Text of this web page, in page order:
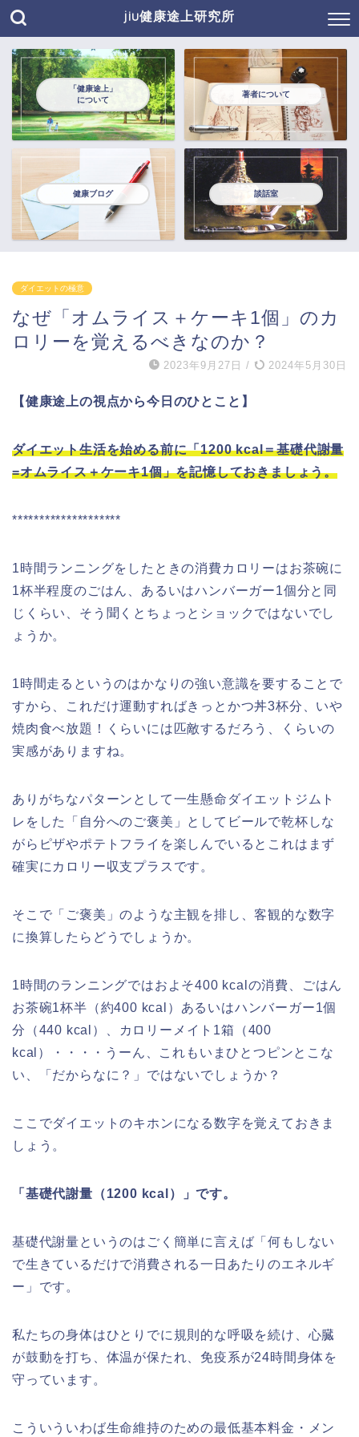
jiu健康途上研究所
「健康途上」
について
著者について
健康ブログ 談話室
ダイエットの極意
なぜ「オムライス＋ケーキ1個」のカ
ロリーを覚えるべきなのか？
2023年9月27日 / 2024年5月30日
【健康途上の視点から今日のひとこと】
ダイエット生活を始める前に「1200 kcal＝基礎代謝量
=オムライス＋ケーキ1個」を記憶しておきましょう。
********************
1時間ランニングをしたときの消費カロリーはお茶碗に
1杯半程度のごはん、あるいはハンバーガー1個分と同
じくらい、そう聞くとちょっとショックではないでし
ょうか。
1時間走るというのはかなりの強い意識を要することで
すから、これだけ運動すればきっとかつ丼3杯分、いや
焼肉食べ放題！くらいには匹敵するだろう、くらいの
実感がありますね。
ありがちなパターンとして一生懸命ダイエットジムト
レをした「自分へのご褒美」としてビールで乾杯しな
がらピザやポテトフライを楽しんでいるとこれはまず
確実にカロリー収支プラスです。
そこで「ご褒美」のような主観を排し、客観的な数字
に換算したらどうでしょうか。
1時間のランニングではおよそ400 kcalの消費、ごはん
お茶碗1杯半（約400 kcal）あるいはハンバーガー1個
分（440 kcal）、カロリーメイト1箱（400
kcal）・・・・うーん、これもいまひとつピンとこな
い、「だからなに？」ではないでしょうか？
ここでダイエットのキホンになる数字を覚えておきま
しょう。
「基礎代謝量（1200 kcal）」です。
基礎代謝量というのはごく簡単に言えば「何もしない
で生きているだけで消費される一日あたりのエネルギ
ー」です。
私たちの身体はひとりでに規則的な呼吸を続け、心臓
が鼓動を打ち、体温が保たれ、免疫系が24時間身体を
守っています。
こういういわば生命維持のための最低基本料金・メン